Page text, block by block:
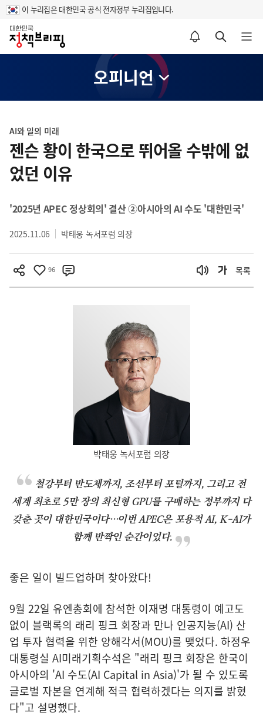
이 누리집은 대한민국 공식 전자정부 누리집입니다.
홈
알림설정 바로가기 검색 바로가기 메뉴 열기
오피니언
텐
츠
영
역
AI와 일의 미래
젠슨 황이 한국으로 뛰어올 수밖에 없
었던 이유
'2025년 APEC 정상회의' 결산 ②아시아의 AI 수도 '대한민국'
2025.11.06 박태웅 녹서포럼 의장
96 목록
철강부터 반도체까지, 조선부터 포털까지, 그리고 전
세계 최초로 5만 장의 최신형 GPU를 구매하는 정부까지 다
갖춘 곳이 대한민국이다…이번 APEC은 포용적 AI, K-AI가
함께 반짝인 순간이었다.
박태웅 녹서포럼 의장
좋은 일이 빌드업하며 찾아왔다!
9월 22일 유엔총회에 참석한 이재명 대통령이 예고도
없이 블랙록의 래리 핑크 회장과 만나 인공지능(AI) 산
업 투자 협력을 위한 양해각서(MOU)를 맺었다. 하정우
대통령실 AI미래기획수석은 "래리 핑크 회장은 한국이
아시아의 'AI 수도(AI Capital in Asia)'가 될 수 있도록
글로벌 자본을 연계해 적극 협력하겠다는 의지를 밝혔
다"고 설명했다.